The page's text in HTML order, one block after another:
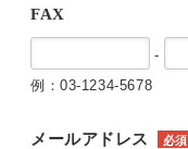
FAX
-
例：03-1234-5678
メールアドレス 必須